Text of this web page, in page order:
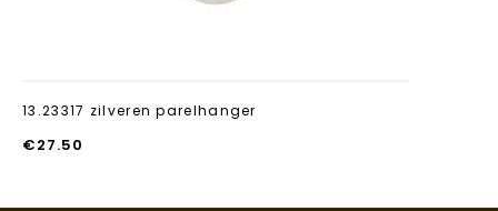
13.23317 zilveren parelhanger
€27.50